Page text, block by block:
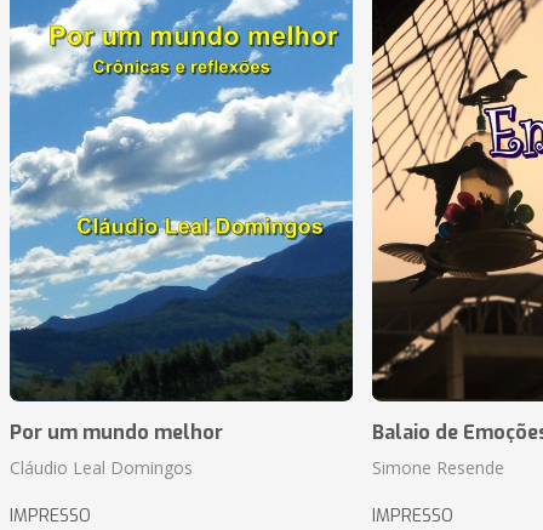
Por um mundo melhor
Cláudio Leal Domingos
IMPRESSO
Balaio de
Simone Resende
IMPRESSO